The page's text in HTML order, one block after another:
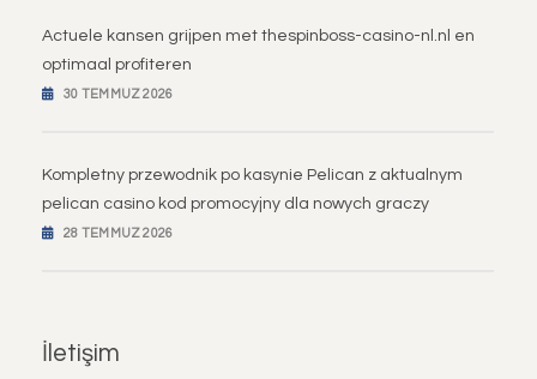
Actuele kansen grijpen met thespinboss-casino-nl.nl en
optimaal profiteren
30 TEMMUZ 2026
Kompletny przewodnik po kasynie Pelican z aktualnym
pelican casino kod promocyjny dla nowych graczy
28 TEMMUZ 2026
İletişim